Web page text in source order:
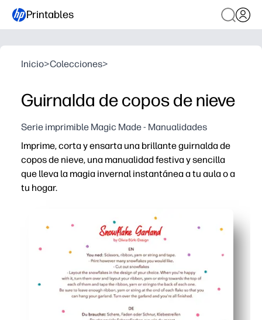
Printables
Inicio>Colecciones>
Guirnalda de copos de nieve
Serie imprimible Magic Made - Manualidades
Imprime, corta y ensarta una brillante guirnalda de
copos de nieve, una manualidad festiva y sencilla
que lleva la magia invernal instantánea a tu aula o a
tu hogar.
Las plantillas sin necesidad de preparación
El corte y el montaje prácticos desarrollan la
Decoración versátil que llena rápidamente ventanas,
Utiliza materiales sencillos que ya tienes (papel,